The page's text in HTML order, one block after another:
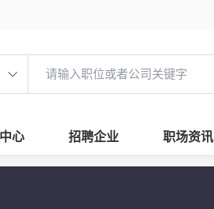
心 招聘企业 职场资讯